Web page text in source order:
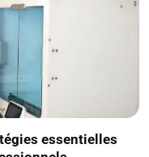
essentielles